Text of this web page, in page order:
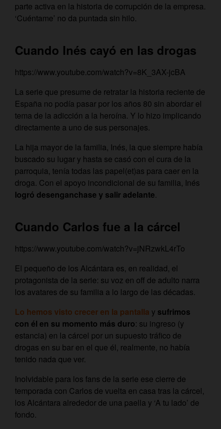
parte activa en la historia de corrupción de la empresa.
‘Cuéntame’ no da puntada sin hilo.
Cuando Inés cayó en las drogas
https://www.youtube.com/watch?v=8K_3AX-jcBA
La serie que presume de retratar la historia reciente de
España no podía pasar por los años 80 sin abordar el
tema de la adicción a la heroína. Y lo hizo implicando
directamente a uno de sus personajes.
La hija mayor de la familia, Inés, la que siempre había
buscado su lugar y hasta se casó con el cura de la
parroquia, tenía todas las papel(et)as para caer en la
droga. Con el apoyo incondicional de su familia, Inés
logró desenganchase y salir adelante.
Cuando Carlos fue a la cárcel
https://www.youtube.com/watch?v=jNRzwkL4rTo
El pequeño de los Alcántara es, en realidad, el
protagonista de la serie: su voz en off de adulto narra
los avatares de su familia a lo largo de las décadas.
Lo hemos visto crecer en la pantalla y sufrimos
con él en su momento más duro: su ingreso (y
estancia) en la cárcel por un supuesto tráfico de
drogas en su bar en el que él, realmente, no había
tenido nada que ver.
Inolvidable para los fans de la serie ese cierre de
temporada con Carlos de vuelta en casa tras la cárcel,
los Alcántara alrededor de una paella y ‘A tu lado’ de
fondo.